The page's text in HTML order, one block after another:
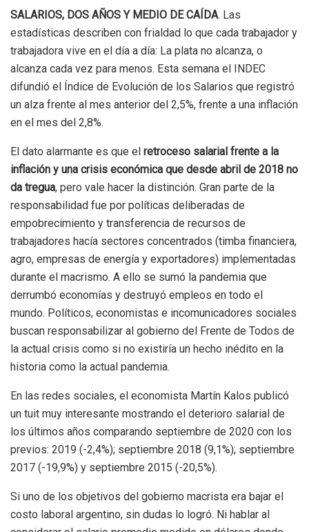
SALARIOS, DOS AÑOS Y MEDIO DE CAÍDA. Las
estadísticas describen con frialdad lo que cada trabajador y
trabajadora vive en el día a día: La plata no alcanza, o
alcanza cada vez para menos. Esta semana el INDEC
difundió el Índice de Evolución de los Salarios que registró
un alza frente al mes anterior del 2,5%, frente a una inflación
en el mes del 2,8%.
El dato alarmante es que el retroceso salarial frente a la
inflación y una crisis económica que desde abril de 2018 no
da tregua, pero vale hacer la distinción. Gran parte de la
responsabilidad fue por políticas deliberadas de
empobrecimiento y transferencia de recursos de
trabajadores hacía sectores concentrados (timba financiera,
agro, empresas de energía y exportadores) implementadas
durante el macrismo. A ello se sumó la pandemia que
derrumbó economías y destruyó empleos en todo el
mundo. Políticos, economistas e incomunicadores sociales
buscan responsabilizar al gobierno del Frente de Todos de
la actual crisis como si no existiría un hecho inédito en la
historia como la actual pandemia.
En las redes sociales, el economista Martín Kalos publicó
un tuit muy interesante mostrando el deterioro salarial de
los últimos años comparando septiembre de 2020 con los
previos: 2019 (-2,4%); septiembre 2018 (9,1%); septiembre
2017 (-19,9%) y septiembre 2015 (-20,5%).
Si uno de los objetivos del gobierno macrista era bajar el
costo laboral argentino, sin dudas lo logró. Ni hablar al